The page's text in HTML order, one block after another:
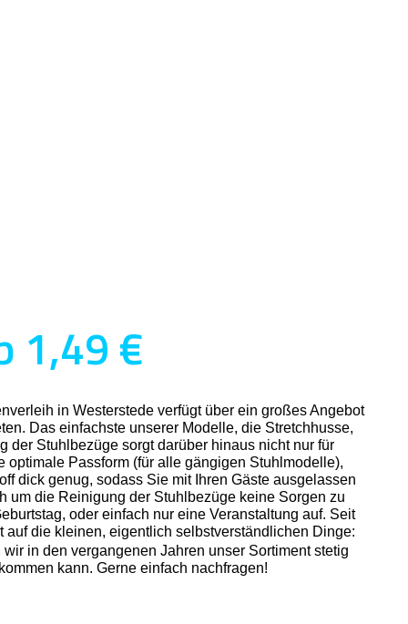
1,49 €
in Westerstede verfügt über ein großes Angebot
Das einfachste unserer Modelle, die Stretchhusse,
der Stuhlbezüge sorgt darüber hinaus nicht nur für
Passform (für alle gängigen Stuhlmodelle),
dick genug, sodass Sie mit Ihren Gäste ausgelassen
um die Reinigung der Stuhlbezüge keine Sorgen zu
oder einfach nur eine Veranstaltung auf. Seit
die kleinen, eigentlich selbstverständlichen Dinge:
in den vergangenen Jahren unser Sortiment stetig
kann. Gerne einfach nachfragen!